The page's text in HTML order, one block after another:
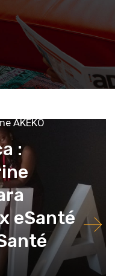
AKEKO
:
eSanté